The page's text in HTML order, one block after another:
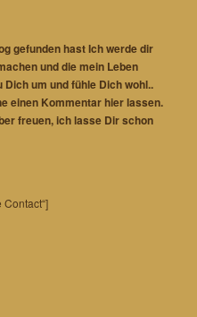
gefunden hast Ich werde dir
und die mein Leben
um und fühle Dich wohl..
einen Kommentar hier lassen.
freuen, ich lasse Dir schon
Contact“]